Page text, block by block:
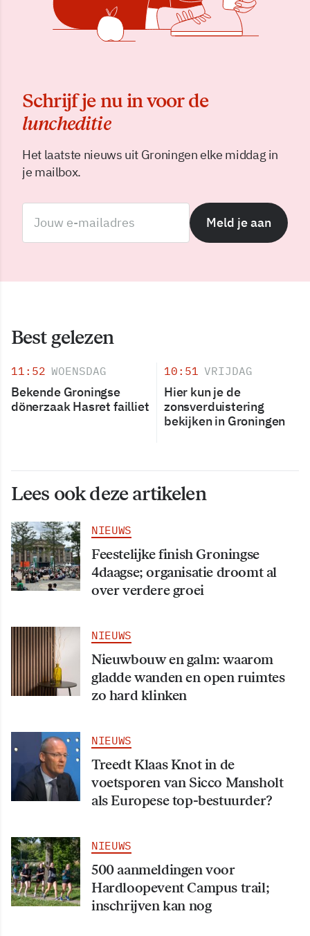
Schrijf je nu in voor de
luncheditie
Het laatste nieuws uit Groningen elke middag in
je mailbox.
Meld je aan
Best gelezen
11:52 WOENSDAG
Bekende Groningse
dönerzaak Hasret failliet
10:51 VRIJDAG
Hier kun je de
zonsverduistering
bekijken in Groningen
Lees ook deze artikelen
NIEUWS
Feestelijke finish Groningse
4daagse; organisatie droomt al
over verdere groei
NIEUWS
Nieuwbouw en galm: waarom
gladde wanden en open ruimtes
zo hard klinken
NIEUWS
Treedt Klaas Knot in de
voetsporen van Sicco Mansholt
als Europese top-bestuurder?
NIEUWS
500 aanmeldingen voor
Hardloopevent Campus trail;
inschrijven kan nog